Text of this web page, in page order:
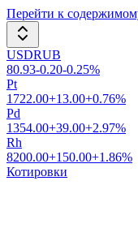
Перейти к
USDRUB
80.93-0.20-0.25%
Pt
1722.00+13.00+0.76%
Pd
1354.00+39.00+2.97%
Rh
8200.00+150.00+1.86%
Котировки